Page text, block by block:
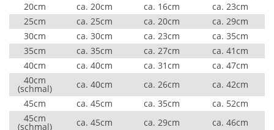
20cm
ca. 20cm ca. 16cm
ca. 23cm
25cm
ca. 25cm ca. 20cm
ca. 29cm
30cm
ca. 30cm ca. 23cm
ca. 35cm
35cm
ca. 35cm ca. 27cm
ca. 41cm
40cm
ca. 40cm ca. 31cm
ca. 47cm
40cm
(schmal) ca. 40cm ca. 26cm
ca. 42cm
45cm
ca. 45cm ca. 35cm
ca. 52cm
45cm
(schmal) ca. 45cm ca. 29cm
ca. 46cm